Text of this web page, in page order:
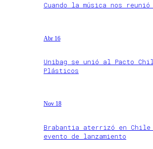
Cuando la música nos reunió
Abr 16
Unibag se unió al Pacto
Plásticos
Nov 18
Brabantia aterrizó en Chile
evento de lanzamiento